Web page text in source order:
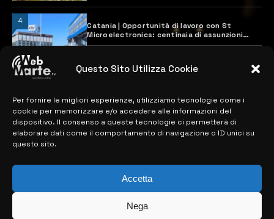
Questo Sito Utilizza Cookie
Per fornire le migliori esperienze, utilizziamo tecnologie come i
cookie per memorizzare e/o accedere alle informazioni del
dispositivo. Il consenso a queste tecnologie ci permetterà di
elaborare dati come il comportamento di navigazione o ID unici su
questo sito.
Accetta
Nega
4
Catania | Opportunità di lavoro con St
Microelectronics: centinaia di assunzioni
previste
MAPPA DEL SITO
> NOTIZIE